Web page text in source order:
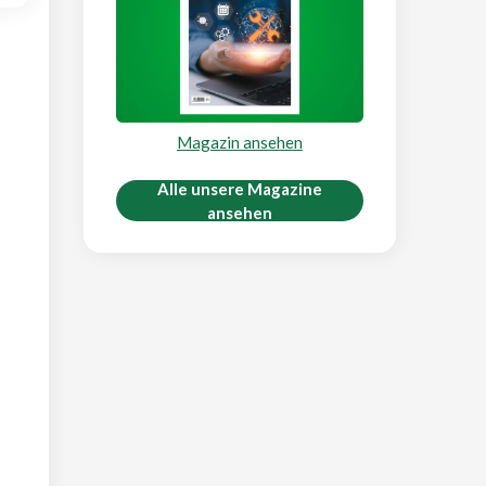
Magazin ansehen
Alle unsere Magazine
ansehen